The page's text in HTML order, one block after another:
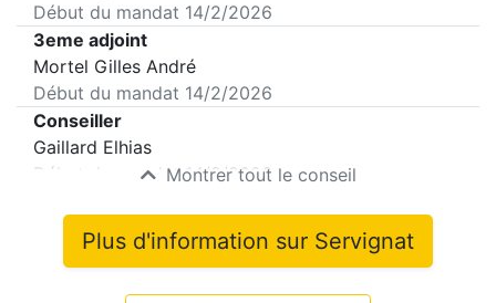
Début du mandat 14/2/2026
3eme adjoint
Mortel Gilles André
Début du mandat 14/2/2026
Conseiller
Gaillard Elhias
Début du mandat14/2/2026
Montrer tout le conseil
Plus d'information sur Servignat